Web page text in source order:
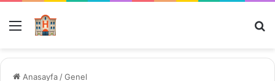
Menü
Anasayfa /Genel